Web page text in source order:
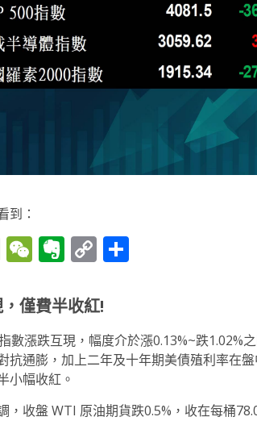
到：
Threads
WeChat
Evernote
Copy
僅費半收紅!
數漲跌互現，幅度介於漲0.13%~跌1.02%
抗通膨，加上二年及十年期美債殖利率在
小幅收紅。
，收盤 WTI 原油期貨跌0.5%，收在每桶